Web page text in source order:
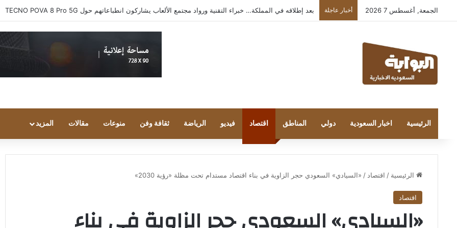
الجمعة, أغسطس 7 2026 أخبار عاجلة بعد إطلاقه في المملكة… خبراء التقنية ورواد مجتمع الألعاب يشاركون انطباعاتهم حول TECNO POVA 8 Pro 5G
الرئيسية اخبار السعودية دولي المناطق اقتصاد فيديو الرياضة ثقافة وفن منوعات مقالات المزيد
الرئيسية / اقتصاد / «السيادي» السعودي حجر الزاوية في بناء اقتصاد مستدام تحت مظلة «رؤية 2030»
اقتصاد